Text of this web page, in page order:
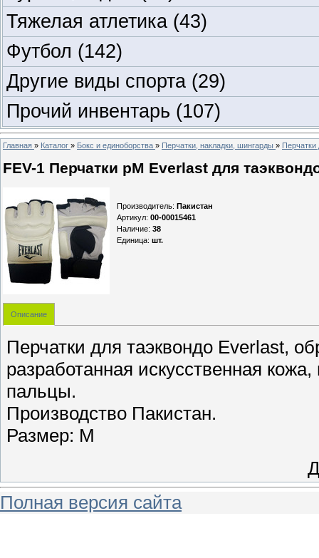
Тяжелая атлетика (43)
Футбол (142)
Другие виды спорта (29)
Прочий инвентарь (107)
Главная » Каталог » Бокс и единоборства » Перчатки, накладки, шингарды » Перчатки
FEV-1 Перчатки pM Everlast для
Производитель: Пакистан
Артикул: 00-00015461
Наличие: 38
Единица: шт.
Описание
Перчатки для таэквондо Everlast,
разработанная искусственная
пальцы.
Производство Пакистан.
Размер: M
Полная версия сайта